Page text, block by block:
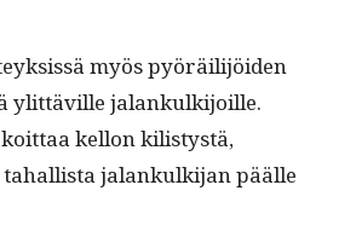
myös pyöräil­i­jöi­den
ylit­täville jalankulk­i­joille.
kel­lon kilistys­tä,
jalankulk­i­jan päälle